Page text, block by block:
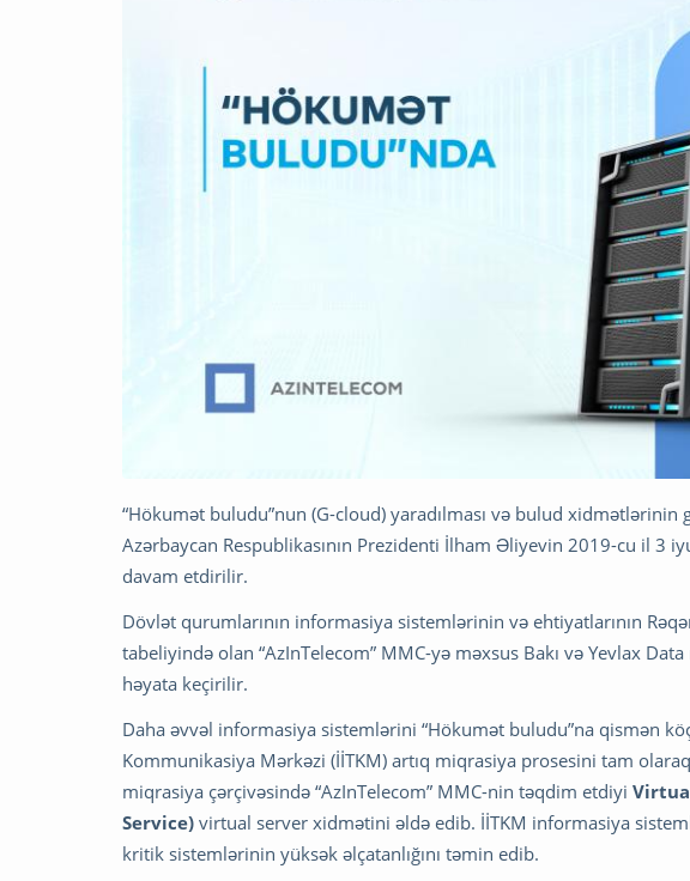
“Hökumət buludu”nun (G-cloud) yaradılması və bulud xidmətlərinin
Azərbaycan Respublikasının Prezidenti İlham Əliyevin 2019-cu il 3
davam etdirilir.
Dövlət qurumlarının informasiya sistemlərinin və ehtiyatlarının
tabeliyində olan “AzInTelecom” MMC-yə məxsus Bakı və Yevlax
həyata keçirilir.
Daha əvvəl informasiya sistemlərini “Hökumət buludu”na qismən
Kommunikasiya Mərkəzi (İİTKM) artıq miqrasiya prosesini tam
miqrasiya çərçivəsində “AzInTelecom” MMC-nin təqdim etdiyi
Service) virtual server xidmətini əldə edib. İİTKM informasiya
kritik sistemlərinin yüksək əlçatanlığını təmin edib.